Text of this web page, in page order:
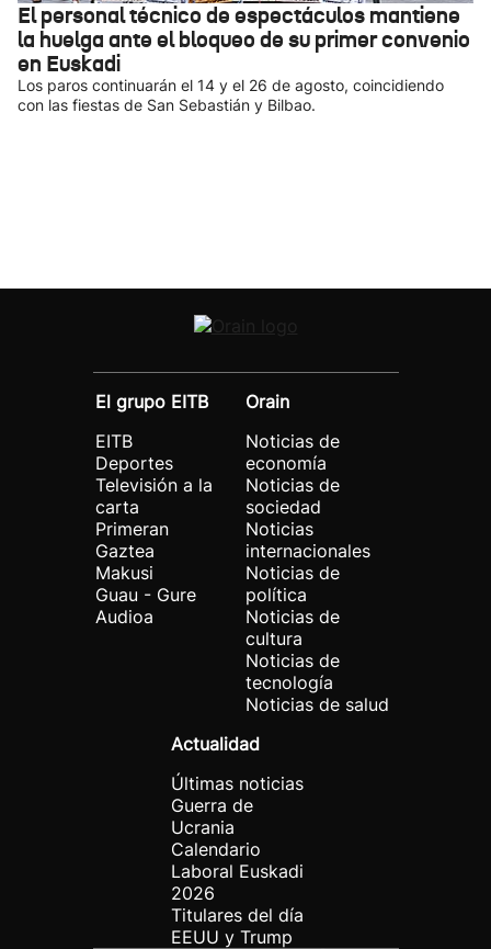
El personal técnico de espectáculos mantiene
la huelga ante el bloqueo de su primer convenio
en Euskadi
Los paros continuarán el 14 y el 26 de agosto, coincidiendo
con las fiestas de San Sebastián y Bilbao.
El grupo EITB
EITB
Deportes
Televisión a la
carta
Primeran
Gaztea
Makusi
Guau - Gure
Audioa
Orain
Noticias de
economía
Noticias de
sociedad
Noticias
internacionales
Noticias de
política
Noticias de
cultura
Noticias de
tecnología
Noticias de salud
Actualidad
Últimas noticias
Guerra de
Ucrania
Calendario
Laboral Euskadi
2026
Titulares del día
EEUU y Trump